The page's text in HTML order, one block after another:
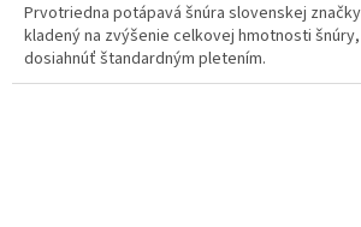
Prvotriedna potápavá šnúra slovenskej
kladený na zvýšenie celkovej hmotnosti
dosiahnúť štandardným pletením.